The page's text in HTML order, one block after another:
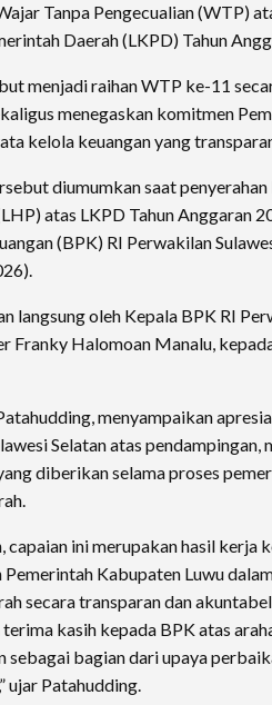
Tanpa Pengecualian (WTP)
Daerah (LKPD) Tahun
menjadi raihan WTP ke-11
menegaskan komitmen
kelola keuangan yang
diumumkan saat
atas LKPD Tahun Anggaran
(BPK) RI Perwakilan
langsung oleh Kepala BPK RI
Franky Halomoan Manalu,
menyampaikan
Selatan atas pendampingan,
diberikan selama proses
capaian ini merupakan hasil kerja
Pemerintah Kabupaten Luwu
secara transparan dan
kasih kepada BPK atas
sebagai bagian dari upaya
ujar Patahudding.